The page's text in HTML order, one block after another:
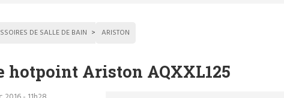
DE SALLE DE BAIN ARISTON
hotpoint Ariston AQXXL125